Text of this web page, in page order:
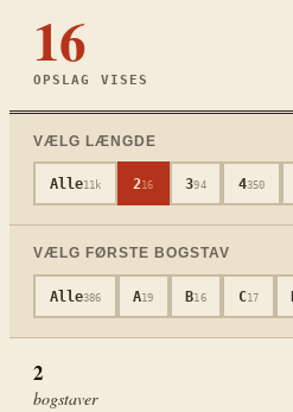
16
OPSLAG VISES
VÆLG LÆNGDE
Alle11k 216 394 4350
VÆLG FØRSTE BOGSTAV
Alle386 A19 B16 C17
2
bogstaver